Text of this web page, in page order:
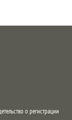
о регистрации